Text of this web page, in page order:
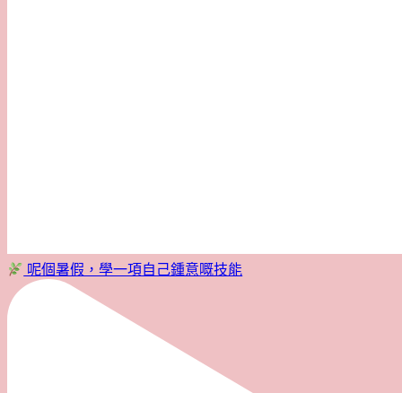
呢個暑假，學一項自己鍾意嘅技能